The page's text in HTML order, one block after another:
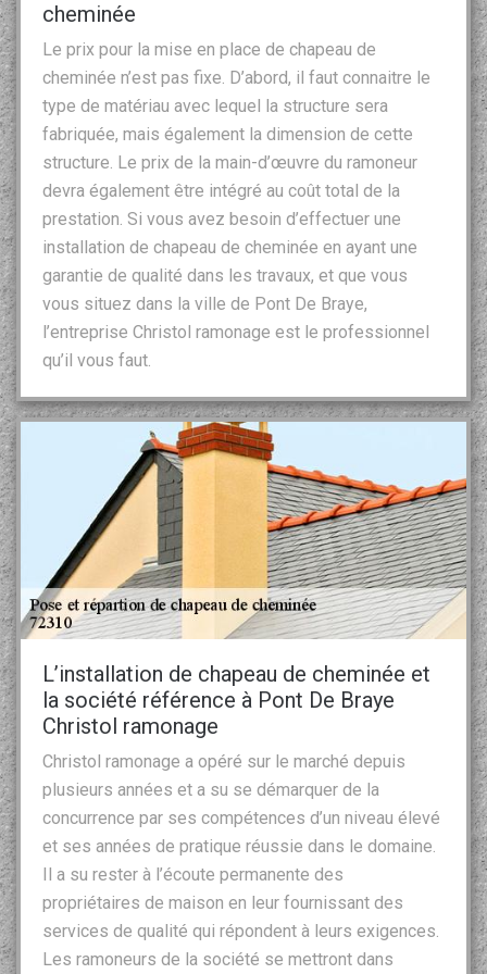
cheminée
Le prix pour la mise en place de chapeau de
cheminée n’est pas fixe. D’abord, il faut connaitre le
type de matériau avec lequel la structure sera
fabriquée, mais également la dimension de cette
structure. Le prix de la main-d’œuvre du ramoneur
devra également être intégré au coût total de la
prestation. Si vous avez besoin d’effectuer une
installation de chapeau de cheminée en ayant une
garantie de qualité dans les travaux, et que vous
vous situez dans la ville de Pont De Braye,
l’entreprise Christol ramonage est le professionnel
qu’il vous faut.
L’installation de chapeau de cheminée et
la société référence à Pont De Braye
Christol ramonage
Christol ramonage a opéré sur le marché depuis
plusieurs années et a su se démarquer de la
concurrence par ses compétences d’un niveau élevé
et ses années de pratique réussie dans le domaine.
Il a su rester à l’écoute permanente des
propriétaires de maison en leur fournissant des
services de qualité qui répondent à leurs exigences.
Les ramoneurs de la société se mettront dans